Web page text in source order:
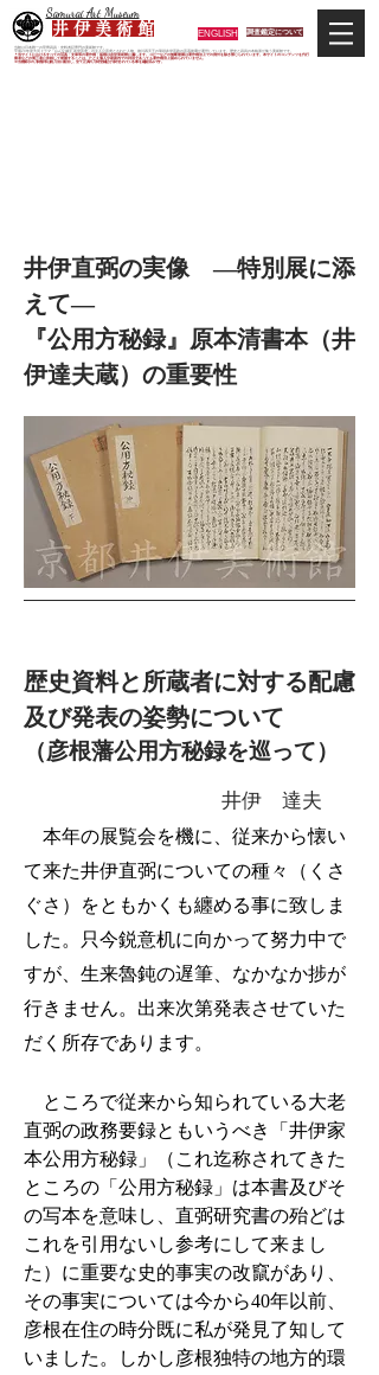
Samurai Art Museum
井 伊 美 術 館 ENGLISH 調査鑑定について
当館は日本唯一の甲冑武具・史料考証専門の美術館です。
平成29年度大河ドラマ「おんな城主 井伊直虎」の主人公直虎とされた人物、徳川四天王の筆頭井伊直政の直系後裔が運営しています。歴史と武具の本格派が集う美術館です。
＊当サイトにおけるすべての写真・文章等の著作権・版権は井伊美術館に属します。コピーなどの無断複製は著作権法上での例外を除き禁じられています。本サイトのコンテンツを代行
業者などの第三者に依頼して複製することは、たとえ個人や家庭内での利用であっても著作権法上認められていません。
※当館展示の刀剣類等は銃刀法に遵法し、​全て正真の刀剣登録証が添付されている事を確認済みです。
井伊直弼の実像 ―特別展に添
えて―
『公用方秘録』原本清書本（井
伊達夫蔵）の重要性
本年の展覧会を機に、従来から懐い
て来た井伊直弼についての種々（くさ
ぐさ）をともかくも纏める事に致しま
した。只今鋭意机に向かって努力中で
すが、生来魯鈍の遅筆、なかなか捗が
行きません。出来次第発表させていた
だく所存であります。
ところで従来から知られている大老
直弼の政務要録ともいうべき「井伊家
本公用方秘録」（これ迄称されてきた
ところの「公用方秘録」は本書及びそ
の写本を意味し、直弼研究書の殆どは
これを引用ないし参考にして来まし
た）に重要な史的事実の改竄があり、
その事実については今から40年以前、
彦根在住の時分既に私が発見了知して
いました。しかし彦根独特の地方的環
歴史資料と所蔵者に対する配慮
及び発表の姿勢について
（彦根藩公用方秘録を巡って）
井伊 達夫